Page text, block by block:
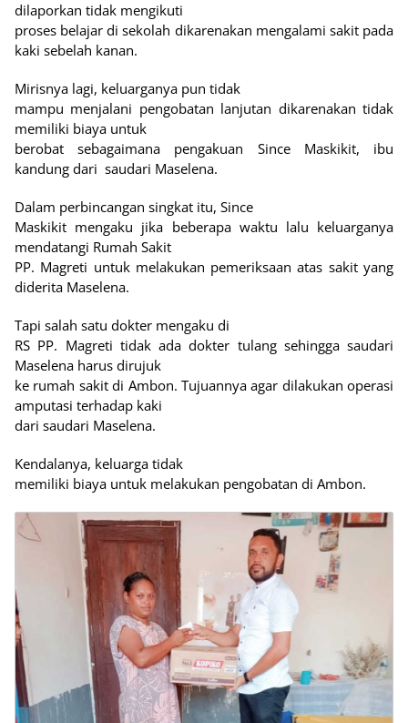
dilaporkan tidak mengikuti
proses belajar di sekolah dikarenakan mengalami sakit pada
kaki sebelah kanan.
Mirisnya lagi, keluarganya pun tidak
mampu menjalani pengobatan lanjutan dikarenakan tidak
memiliki biaya untuk
berobat sebagaimana pengakuan Since Maskikit, ibu
kandung dari saudari Maselena.
Dalam perbincangan singkat itu, Since
Maskikit mengaku jika beberapa waktu lalu keluarganya
mendatangi Rumah Sakit
PP. Magreti untuk melakukan pemeriksaan atas sakit yang
diderita Maselena.
Tapi salah satu dokter mengaku di
RS PP. Magreti tidak ada dokter tulang sehingga saudari
Maselena harus dirujuk
ke rumah sakit di Ambon. Tujuannya agar dilakukan operasi
amputasi terhadap kaki
dari saudari Maselena.
Kendalanya, keluarga tidak
memiliki biaya untuk melakukan pengobatan di Ambon.